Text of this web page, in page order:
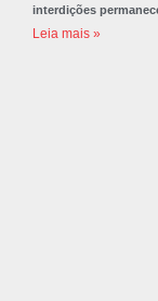
interdições
Leia mais »